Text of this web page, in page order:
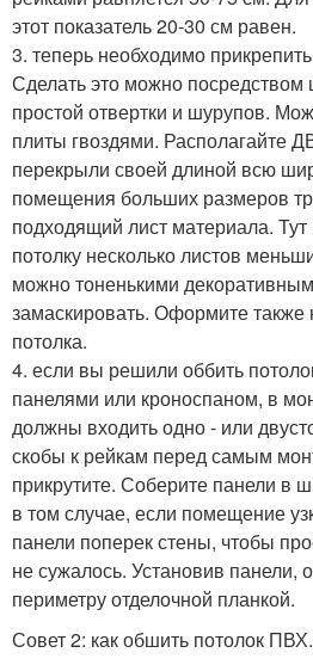
этот показатель 20-30 см равен.
3. теперь необходимо
Сделать это можно посредством
простой отвертки и шурупов.
плиты гвоздями. Располагайте
перекрыли своей длиной всю
помещения больших размеров
подходящий лист материала.
потолку несколько листов
можно тоненькими
замаскировать. Оформите также
потолка.
4. если вы решили оббить
панелями или кроноспаном, в
должны входить одно - или
скобы к рейкам перед самым
прикрутите. Соберите панели в
в том случае, если помещение
панели поперек стены, чтобы
не сужалось. Установив панели,
периметру отделочной планкой.
Совет 2: как обшить потолок ПВХ.